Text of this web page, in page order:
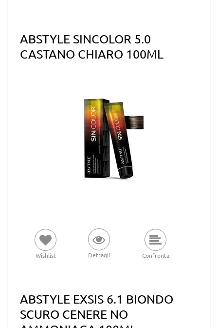
ABSTYLE SINCOLOR 5.0
CASTANO CHIARO 100ML
Wishlist Dettagli Confronta
ABSTYLE EXSIS 6.1 BIONDO
SCURO CENERE NO